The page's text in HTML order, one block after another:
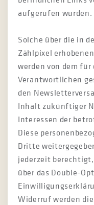
aufgerufen wurden.
Solche über die in
Zählpixel
werden von dem
Verantwortlichen
den
Inhalt zukünftiger
Interessen der
Diese
Dritte
jederzeit
über das Double-
Widerruf werden